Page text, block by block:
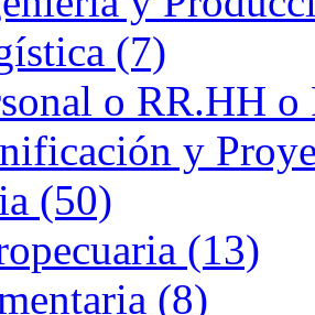
(7)
o RR.HH
y
(50)
(13)
(8)